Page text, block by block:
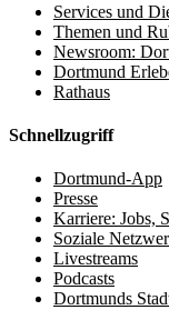
Services und
Themen und
Newsroom:
Dortmund
Rathaus
Schnellzugriff
Dortmund-App
Presse
Karriere: Jobs,
Soziale
Livestreams
Podcasts
Dortmunds